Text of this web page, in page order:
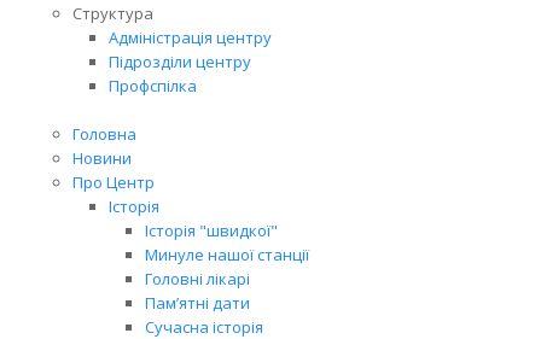
Структура
Адміністрація центру
Підрозділи центру
Профспілка
Головна
Новини
Про Центр
Історія
Історія "швидкої"
Минуле нашої станції
Головні лікарі
Пам’ятні дати
Сучасна історія